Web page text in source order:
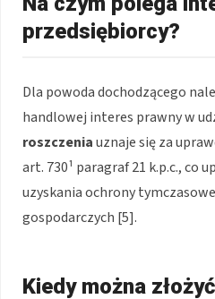
przedsiębiorcy?
Dla powoda dochodzącego
handlowej interes prawny w
roszczeniauznaje się za
art. 730¹ paragraf 21 k.p.c., co
uzyskania ochrony
gospodarczych [5].
Kiedy można